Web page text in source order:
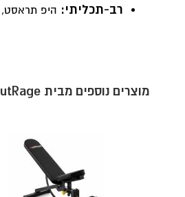
רב-תכליתי: היפ תראסט,
מוצרים נוספים מבית OutRage